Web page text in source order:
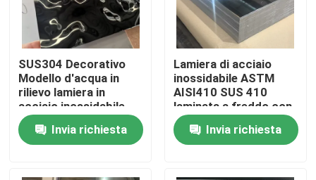
Casa.
Prodotti
Video
SUS304 Decorativo
Modello d'acqua in
rilievo lamiera in
acciaio inossidabile
per esterni
architettonici
Invia richiesta
Lamiera di acciaio
inossidabile ASTM
AISI410 SUS 410
laminata a freddo con
superficie lucidata BA
0,8 * 1220 * 2440
Invia richiesta